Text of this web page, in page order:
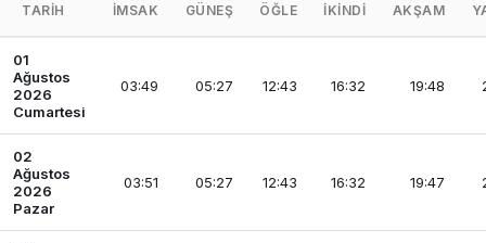
TARIH İMSAK GÜNEŞ ÖĞLE İKINDI AKŞAM
01
Ağustos
2026
Cumartesi
03:49 05:27 12:43 16:32 19:48
02
Ağustos
2026
Pazar
03:51 05:27 12:43 16:32 19:47